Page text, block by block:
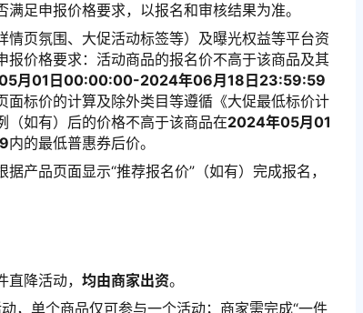
足申报价格要求，以报名和审核结果为准。
页氛围、大促活动标签等）及曝光权益等平台资
价格要求：活动商品的报名价不高于该商品及其
月01日00:00:00-2024年06月18日23:59:59
标价的计算及除外类目等遵循《大促最低标价计
（如有）后的价格不高于该商品在2024年05月01
内的最低普惠券后价。
产品页面显示“推荐报名价”（如有）完成报名，
直降活动，均由商家出资。
，单个商品仅可参与一个活动；商家需完成“一件